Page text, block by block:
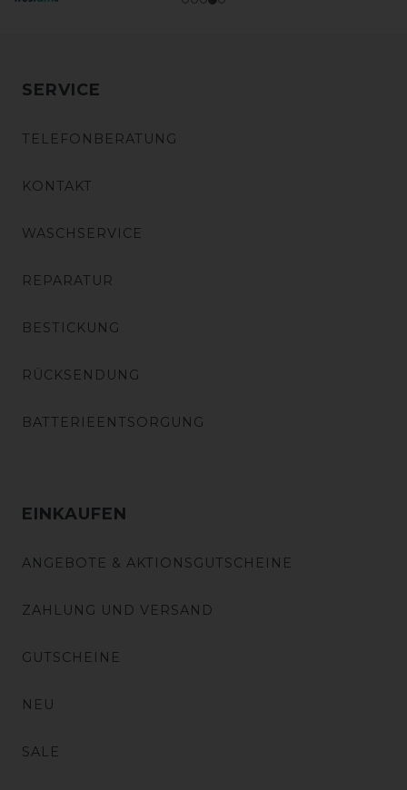
SERVICE
TELEFONBERATUNG
KONTAKT
WASCHSERVICE
REPARATUR
BESTICKUNG
RÜCKSENDUNG
BATTERIEENTSORGUNG
EINKAUFEN
ANGEBOTE & AKTIONSGUTSCHEINE
ZAHLUNG UND VERSAND
GUTSCHEINE
NEU
SALE